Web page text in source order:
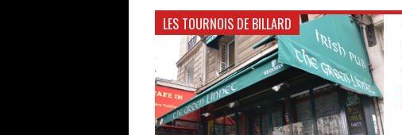
LES TOURNOIS DE BILLARD